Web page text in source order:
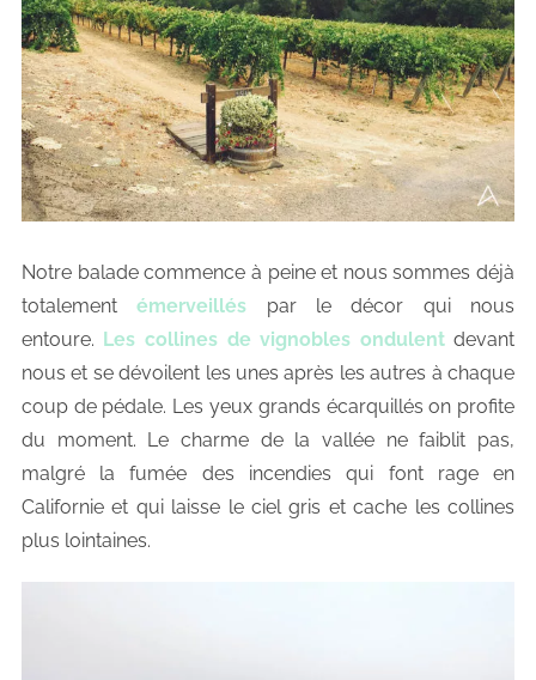
Notre balade commence à peine et nous sommes déjà
totalementémerveillés par le décor qui nous
entoure. Les collines de vignobles ondulent devant
nous et se dévoilent les unes après les autres à chaque
coup de pédale. Les yeux grands écarquillés on profite
du moment. Le charme de la vallée ne faiblit pas,
malgré la fumée des incendies qui font rage en
Californie et qui laisse le ciel gris et cache les collines
plus lointaines.